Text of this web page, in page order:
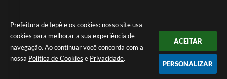
Prefeitura de Iepê e os cookies: nosso site usa
cookies para melhorar a sua experiência de
navegação. Ao continuar você concorda com a
nossa Política de Cookies e Privacidade.
ACEITAR
PERSONALIZAR